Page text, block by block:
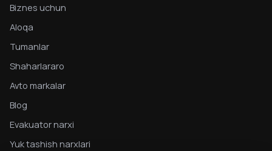
Biznes uchun
Aloqa
Tumanlar
Shaharlararo
Avto markalar
Blog
Evakuator narxi
Yuk tashish narxlari